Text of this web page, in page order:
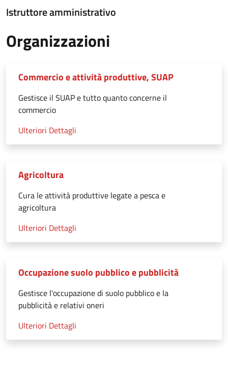
Istruttore amministrativo
Organizzazioni
Commercio e attività produttive, SUAP
Gestisce il SUAP e tutto quanto concerne il
commercio
Ulteriori Dettagli
Agricoltura
Cura le attività produttive legate a pesca e
agricoltura
Ulteriori Dettagli
Occupazione suolo pubblico e pubblicità
Gestisce l'occupazione di suolo pubblico e la
pubblicità e relativi oneri
Ulteriori Dettagli